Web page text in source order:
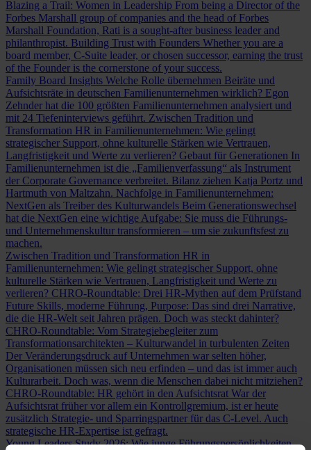
Blazing a Trail: Women in Leadership From being a Director of the
Forbes Marshall group of companies and the head of Forbes
Marshall Foundation, Rati is a sought-after business leader and
philanthropist. Building Trust with Founders Whether you are a
board member, C-Suite leader, or chosen successor, earning the trust
of the Founder is the cornerstone of your success.
Family Board Insights Welche Rolle übernehmen Beiräte und
Aufsichtsräte in deutschen Familienunternehmen wirklich? Egon
Zehnder hat die 100 größten Familienunternehmen analysiert und
mit 24 Tiefeninterviews geführt. Zwischen Tradition und
Transformation HR in Familienunternehmen: Wie gelingt
strategischer Support, ohne kulturelle Stärken wie Vertrauen,
Langfristigkeit und Werte zu verlieren? Gebaut für Generationen In
Familienunternehmen ist die „Familienverfassung“ als Instrument
der Corporate Governance verbreitet. Bilanz ziehen Katja Portz und
Hartmuth von Maltzahn. Nachfolge in Familienunternehmen:
NextGen als Treiber des Kulturwandels Beim Generationswechsel
hat die NextGen eine wichtige Aufgabe: Sie muss die Führungs-
und Unternehmenskultur transformieren – um sie zukunftsfest zu
machen.
Zwischen Tradition und Transformation HR in
Familienunternehmen: Wie gelingt strategischer Support, ohne
kulturelle Stärken wie Vertrauen, Langfristigkeit und Werte zu
verlieren? CHRO-Roundtable: Drei HR-Mythen auf dem Prüfstand
Future Skills, moderne Führung, Purpose: Das sind drei Narrative,
die die HR-Welt seit Jahren prägen. Doch was steckt dahinter?
CHRO-Roundtable: Vom Strategiebegleiter zum
Transformationsarchitekten – Kulturwandel in turbulenten Zeiten
Der Veränderungsdruck auf Unternehmen war selten höher,
Organisationen müssen sich neu erfinden – und das ist immer auch
Kulturarbeit. Doch was, wenn die Menschen dabei nicht mitziehen?
CHRO-Roundtable: HR gehört in den Aufsichtsrat War der
Aufsichtsrat früher vor allem ein Kontrollgremium, ist er heute
zusätzlich Strategie- und Sparringspartner für das C-Level. Auch
strategische HR-Expertise ist gefragt.
Young Leaders Study 2026: Wie junge Führungspersönlichkeiten